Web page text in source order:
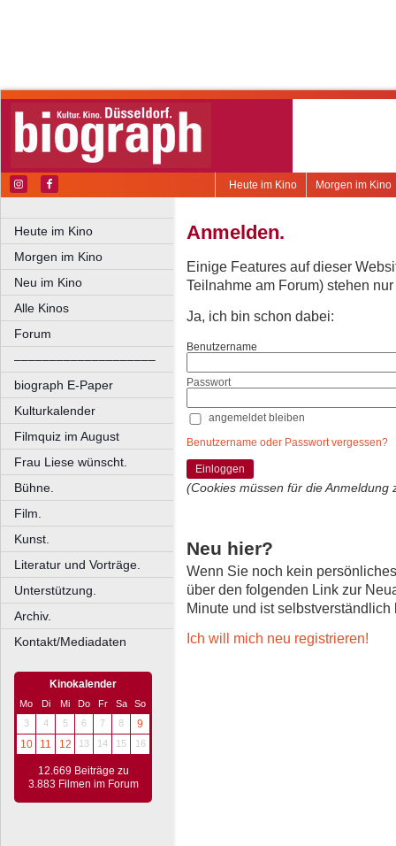
Morgen im Kino
Heute im Kino
Heute im Kino
Morgen im Kino
Neu im Kino
Alle Kinos
Forum
––––––––––––––––––––
biograph E-Paper
Kulturkalender
Filmquiz im August
Frau Liese wünscht.
Bühne.
Film.
Kunst.
Literatur und Vorträge.
Unterstützung.
Archiv.
Kontakt/Mediadaten
Kinokalender
Mo Di Mi Do Fr Sa
So
3
4 5 6 7 8
9
10
11 12 13 14 15 16
12.669 Beiträge zu
3.883 Filmen im Forum
Anmelden.
Einige Features auf dieser
Teilnahme am Forum) stehen
Ja, ich bin schon dabei:
Benutzername
Passwort
angemeldet bleiben
Benutzername oder Passwort vergessen?
Einloggen
(Cookies müssen für die Anmeldung
Neu hier?
Wenn Sie noch kein
über den folgenden Link zur
Minute und ist selbstverständlich
Ich will mich neu registrieren!